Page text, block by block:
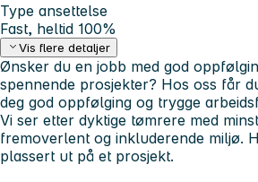
Type ansettelse
Fast, heltid 100%
Vis flere detaljer
Ønsker du en jobb med god
spennende prosjekter? Hos oss får
deg god oppfølging og trygge
Vi ser etter dyktige tømrere med
fremoverlent og inkluderende miljø.
plassert ut på et prosjekt.